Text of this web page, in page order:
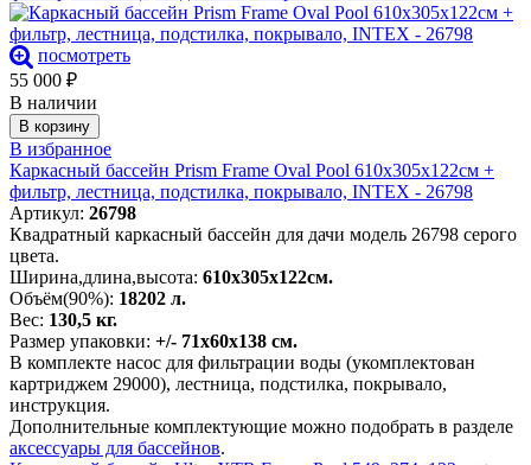
посмотреть
55 000 ₽
В наличии
В корзину
В избранное
Каркасный бассейн Prism Frame Oval Pool 610х305х122см +
фильтр, лестница, подстилка, покрывало, INTEX - 26798
Артикул: 26798
Квадратный каркасный бассейн для дачи модель 26798 серого
цвета.
Ширина,длина,высота: 610х305х122см.
Объём(90%): 18202 л.
Вес: 130,5 кг.
Размер упаковки: +/- 71х60х138 см.
В комплекте насос для фильтрации воды (укомплектован
картриджем 29000), лестница, подстилка, покрывало,
инструкция.
Дополнительные комплектующие можно подобрать в разделе
аксессуары для бассейнов.